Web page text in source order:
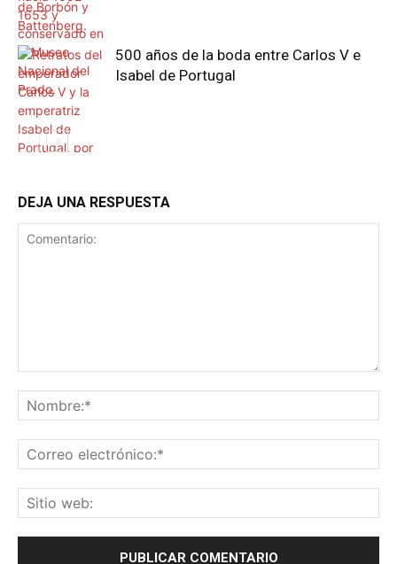
500 años de la boda entre Carlos V e
Isabel de Portugal
DEJA UNA RESPUESTA